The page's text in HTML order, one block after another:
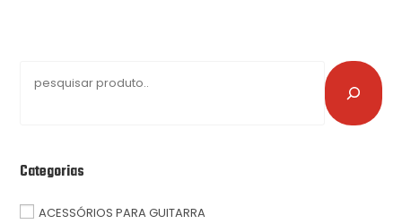
Categorias
ACESSÓRIOS PARA GUITARRA